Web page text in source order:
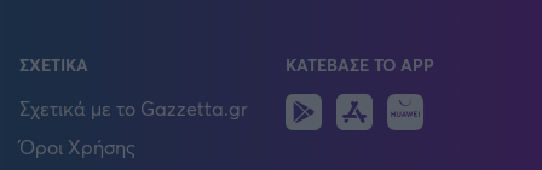
ΣΧΕΤΙΚΑ
Σχετικά με το Gazzetta.gr
Όροι Χρήσης
ΚΑΤΕΒΑΣΕ ΤΟ APP
Android
IOS